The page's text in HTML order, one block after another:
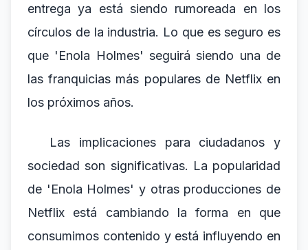
entrega ya está siendo rumoreada en los
círculos de la industria. Lo que es seguro es
que 'Enola Holmes' seguirá siendo una de
las franquicias más populares de Netflix en
los próximos años.
Las implicaciones para ciudadanos y
sociedad son significativas. La popularidad
de 'Enola Holmes' y otras producciones de
Netflix está cambiando la forma en que
consumimos contenido y está influyendo en